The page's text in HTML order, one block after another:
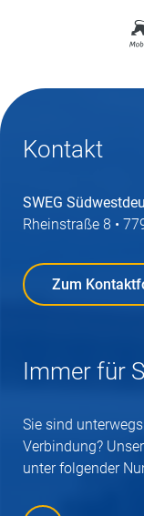
Kontakt
SWEG
Rheinstraße 8 •
Zum
Immer für
Sie sind
Verbindung?
unter folgender